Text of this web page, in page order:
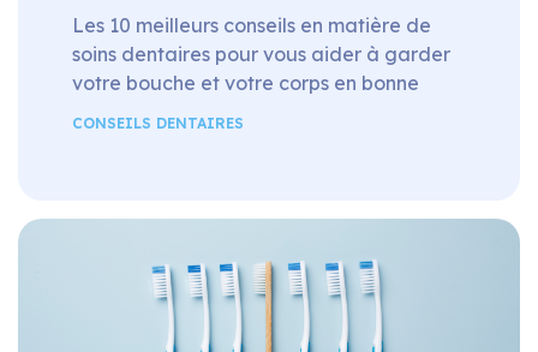
CONSEILS DENTAIRES
Les 10 meilleurs conseils en matière de
soins dentaires pour vous aider à garder
votre bouche et votre corps en bonne
vous êtes tout petit : brossez-vous les […]